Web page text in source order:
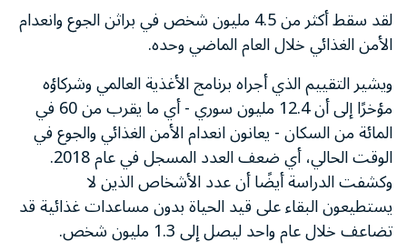
لقد سقط أكثر من 4.5 مليون شخص في براثن الجوع وانعدام
الأمن الغذائي خلال العام الماضي وحده.
ويشير التقييم الذي أجراه برنامج الأغذية العالمي وشركاؤه
مؤخرًا إلى أن 12.4 مليون سوري - أي ما يقرب من 60 في
المائة من السكان - يعانون انعدام الأمن الغذائي والجوع في
الوقت الحالي، أي ضعف العدد المسجل في عام 2018.
وكشفت الدراسة أيضًا أن عدد الأشخاص الذين لا
يستطيعون البقاء على قيد الحياة بدون مساعدات غذائية قد
تضاعف خلال عام واحد ليصل إلى 1.3 مليون شخص.